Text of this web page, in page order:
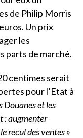
de Philip Morris
Un prix
les
parts de marché.
centimes serait
pour l’Etat à
Douanes et les
: augmenter
recul des ventes »